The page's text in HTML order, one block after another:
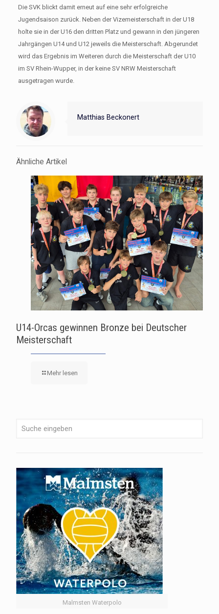
Die SVK blickt damit erneut auf eine sehr erfolgreiche
Jugendsaison zurück. Neben der Vizemeisterschaft in der U18
holte sie in der U16 den dritten Platz und gewann in den jüngeren
Jahrgängen U14 und U12 jeweils die Meisterschaft. Abgerundet
wird das Ergebnis im Weiteren durch die Meisterschaft der U10
im SV Rhein-Wupper, in der keine SV NRW Meisterschaft
ausgetragen wurde.
Matthias Beckonert
Ähnliche Artikel
U14-Orcas gewinnen Bronze bei Deutscher
Meisterschaft
Mehr lesen
Malmsten Waterpolo